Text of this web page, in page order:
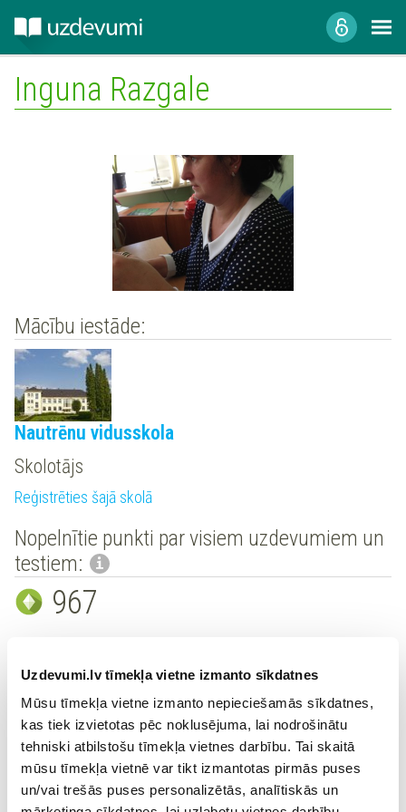
Uzdevumi.lv tīmekļa vietne izmanto sīkdatnes
Mūsu tīmekļa vietne izmanto nepieciešamās sīkdatnes,
kas tiek izvietotas pēc noklusējuma, lai nodrošinātu
tehniski atbilstošu tīmekļa vietnes darbību. Tai skaitā
mūsu tīmekļa vietnē var tikt izmantotas pirmās puses
un/vai trešās puses personalizētās, analītiskās un
Inguna Razgale
Mācību iestāde:
Nautrēnu vidusskola
Skolotājs
Reģistrēties šajā skolā
Nopelnītie punkti par visiem uzdevumiem un
testiem:
967
Statuss: Aktīvs
Uzdevumi.lv iekļaušana mācību procesā
Statuss: Aktīvs